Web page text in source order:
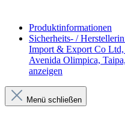
Produktinformationen
Sicherheits- /
Import & Export Co
Avenida Olimpica,
anzeigen
Menü schließen